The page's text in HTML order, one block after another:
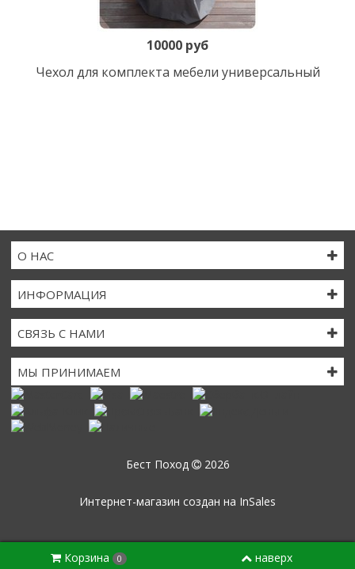
10000 руб
Чехол для комплекта мебели универсальный
О НАС
ИНФОРМАЦИЯ
СВЯЗЬ С НАМИ
МЫ ПРИНИМАЕМ
Бест Поход 2026
Интернет-магазин создан на InSales
Корзина 0 наверх